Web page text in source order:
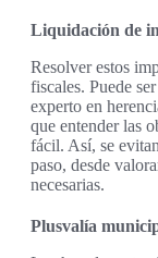
Liquidación de
Resolver estos
fiscales. Puede
experto en
que entender las
fácil. Así, se
paso, desde
necesarias.
Plusvalía